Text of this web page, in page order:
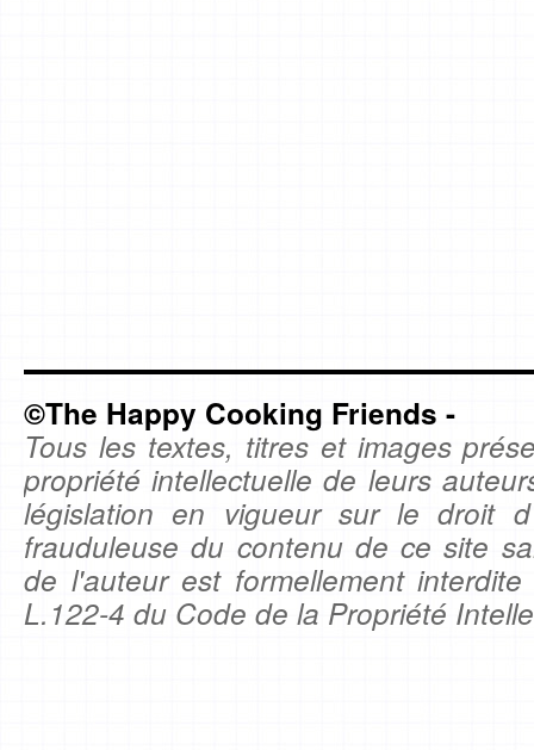
©The Happy Cooking Friends -
Tous les textes, titres et images
propriété intellectuelle de leurs
législation en vigueur sur le droit
frauduleuse du contenu de ce site
de l'auteur est formellement
L.122-4 du Code de la Propriété